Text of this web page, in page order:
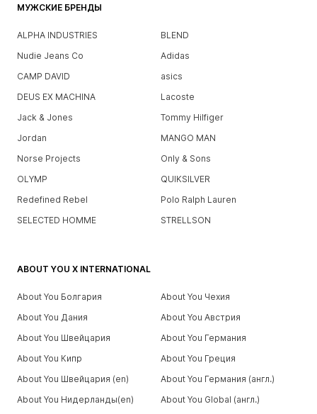
МУЖСКИЕ БРЕНДЫ
ALPHA INDUSTRIES
BLEND
Nudie Jeans Co
Adidas
CAMP DAVID
asics
DEUS EX MACHINA
Lacoste
Jack & Jones
Tommy Hilfiger
Jordan
MANGO MAN
Norse Projects
Only & Sons
OLYMP
QUIKSILVER
Redefined Rebel
Polo Ralph Lauren
SELECTED HOMME
STRELLSON
ABOUT YOU X INTERNATIONAL
About You Болгария
About You Чехия
About You Дания
About You Австрия
About You Швейцария
About You Германия
About You Кипр
About You Греция
About You Швейцария (en)
About You Германия (англ.)
About You Нидерланды(en)
About You Global (англ.)